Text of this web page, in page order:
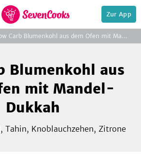
zur
Startseite
Zur App
Low Carb Blumenkohl aus dem Ofen mit Mandel-Dukkah
Foto:SevenCooks
zeigen
Foto:SevenCooks
Foto:SevenCooks
Blumenkohl aus
mit Mandel-
Dukkah
Tahin, Knoblauchzehen, Zitrone